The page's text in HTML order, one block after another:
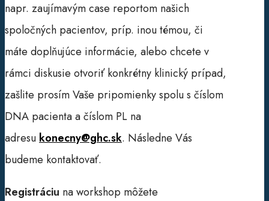
napr. zaujímavým case reportom našich
spoločných pacientov, príp. inou témou, či
máte doplňujúce informácie, alebo chcete v
rámci diskusie otvoriť konkrétny klinický prípad,
zašlite prosím Vaše pripomienky spolu s číslom
DNA pacienta a číslom PL na
adresu konecny@ghc.sk. Následne Vás
budeme kontaktovať.
Registráciu na workshop môžete